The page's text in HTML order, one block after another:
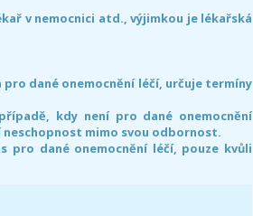
v nemocnici atd., výjimkou je lékařská
dané onemocnění léčí, určuje termíny
kdy není pro dané onemocnění
mimo svou odbornost.
pro dané onemocnění léčí, pouze kvůli